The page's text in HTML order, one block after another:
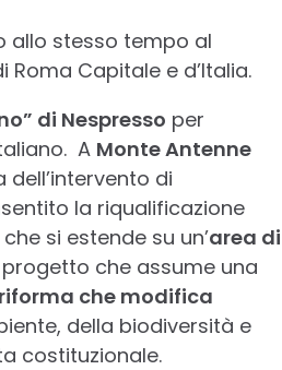
allo stesso tempo al
Capitale e d’Italia.
di Nespresso per
A Monte Antenne
di
la riqualificazione
si estende su un’area di
che assume una
riforma che modifica
della biodiversità e
costituzionale.